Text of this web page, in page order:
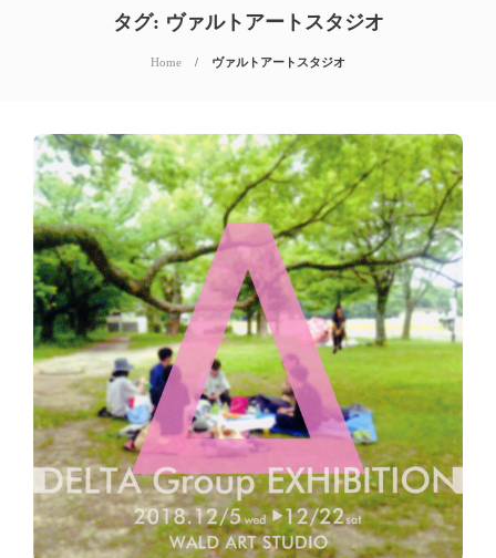
タグ: ヴァルトアートスタジオ
Home ヴァルトアートスタジオ